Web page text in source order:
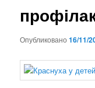
Опубликовано16/11/